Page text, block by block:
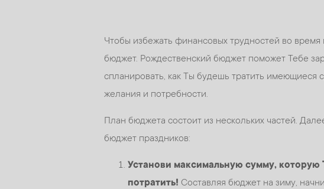
Чтобы избежать финансовых трудностей во время
бюджет. Рождественский бюджет поможет Тебе
спланировать, как Ты будешь тратить имеющиеся
желания и потребности.
План бюджета состоит из нескольких частей.
бюджет праздников:
Установи максимальную сумму,
потратить! Составляя бюджет на зиму,